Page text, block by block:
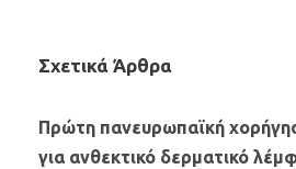
Σχετικά Άρθρα
Πρώτη πανευρωπαϊκή
για ανθεκτικό δερματικό